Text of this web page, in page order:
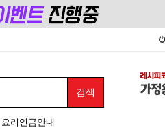
요리연금안내